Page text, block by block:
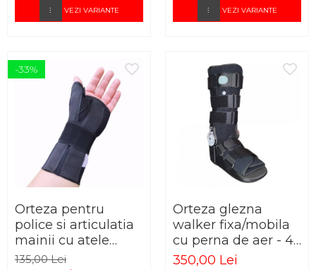
VEZI VARIANTE VEZI VARIANTE
-33%
Orteza pentru
police si articulatia
mainii cu atele
metalice
135,00 Lei
Orteza glezna
walker fixa/mobila
cu perna de aer - 43
cm lungime
350,00 Lei